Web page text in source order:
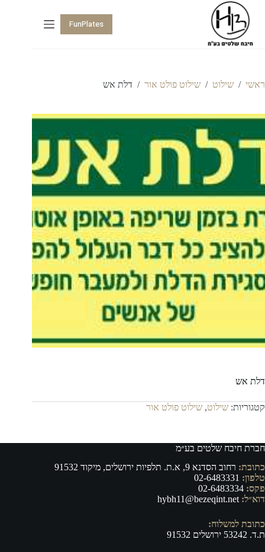
FunPlates
ראשי / שילוט / שילוט פולט אור / דלת אש
דלת אש
קטגוריות: שילוט, שילוט פולט אור
חברת חיבח שלטים בע״מ
כתובת: רחוב הסדנא 9, א.ת. תלפיות ירושלים, מיקוד 91532
טלפון: 02-6483331
פקס:
דוא״ל: hybh11@bezeqint.net
כתובת למשלוח:
ת.ד. 53242 ירושלים 91532